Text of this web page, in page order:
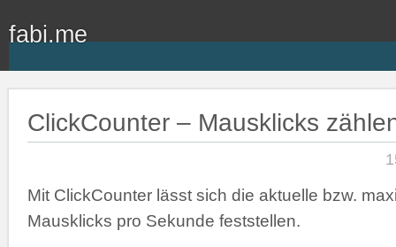
fabi.me
ClickCounter – Mausklicks
Mit ClickCounter lässt sich die aktuelle bzw.
Mausklicks pro Sekunde feststellen.